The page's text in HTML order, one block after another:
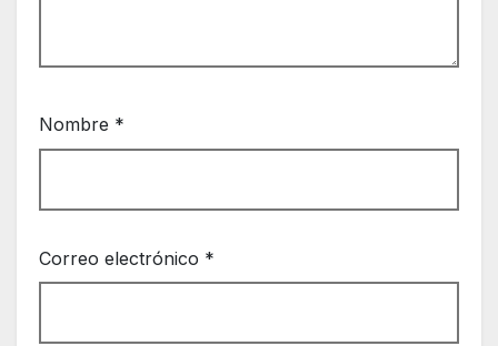
Nombre *
Correo electrónico *